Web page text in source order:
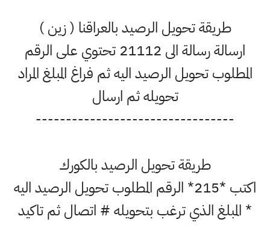
طريقة تحويل الرصيد بالعراقنا ( زين )
ارسالة رسالة الى 21112 تحتوي على الرقم
المطلوب تحويل الرصيد اليه ثم فراغ المبلغ المراد
تحويله ثم ارسال
---------------------------------
طريقة تحويل الرصيد بالكورك
اكتب *215* الرقم المطلوب تحويل الرصيد اليه
* المبلغ الذي ترغب بتحويله # اتصال ثم تاكيد